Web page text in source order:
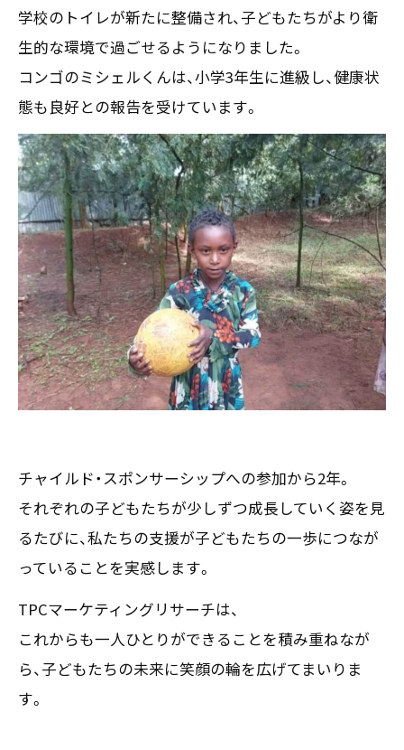
学校のトイレが新たに整備され、子どもたちがより衛
生的な環境で過ごせるようになりました。
コンゴのミシェルくんは、小学3年生に進級し、健康状
態も良好との報告を受けています。
チャイルド・スポンサーシップへの参加から2年。
それぞれの子どもたちが少しずつ成長していく姿を見
るたびに、私たちの支援が子どもたちの一歩につなが
っていることを実感します。
TPCマーケティングリサーチは、
これからも一人ひとりができることを積み重ねなが
ら、子どもたちの未来に笑顔の輪を広げてまいりま
す。